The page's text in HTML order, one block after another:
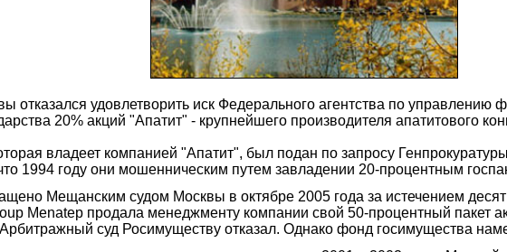
отказался удовлетворить иск Федерального агентства по
20% акций "Апатит" - крупнейшего производителя апатитового
владеет компанией "Апатит", был подан по запросу
1994 году они мошенническим путем завладении 20-процентным
Мещанским судом Москвы в октябре 2005 года за истечением
Menatep продала менеджменту компании свой 50-процентный пакет
суд Росимуществу отказал. Однако фонд госимущества